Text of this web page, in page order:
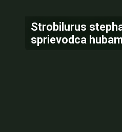
Strobilurus
sprievodca